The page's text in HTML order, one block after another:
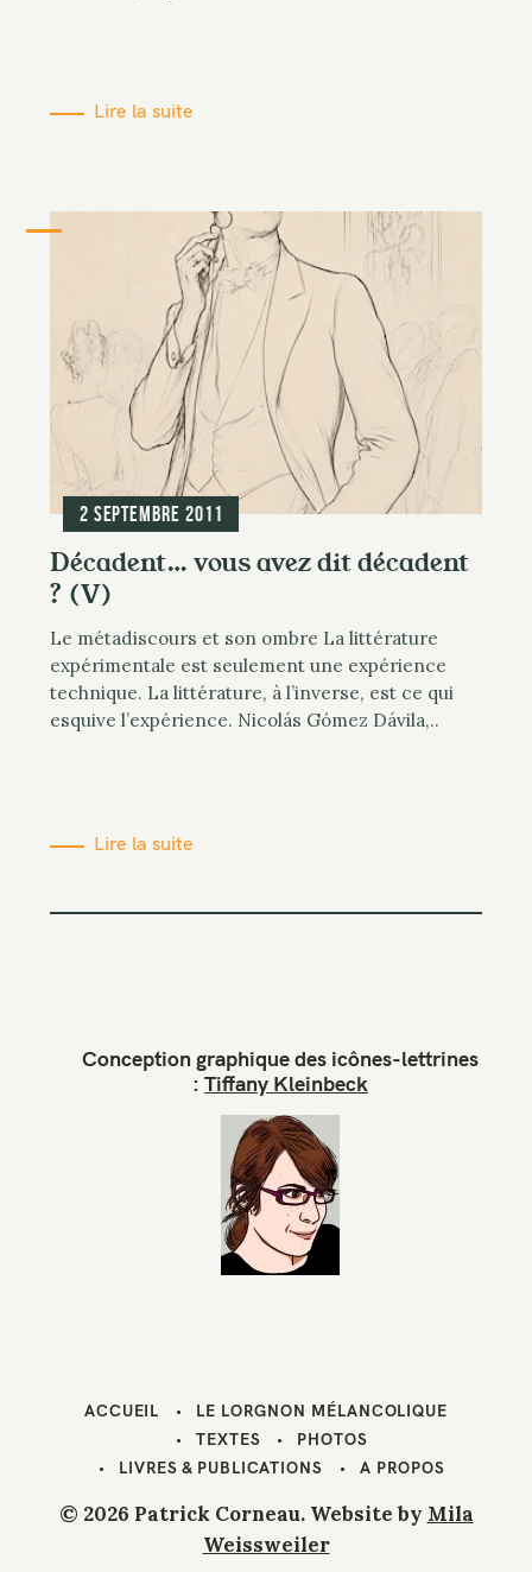
Lire la suite
2 septembre 2011
Décadent… vous avez dit décadent
? (V)
Le métadiscours et son ombre La littérature
expérimentale est seulement une expérience
technique. La littérature, à l’inverse, est ce qui
esquive l’expérience. Nicolás Gómez Dávila,..
Lire la suite
Conception graphique des icônes-lettrines
: Tiffany Kleinbeck
ACCUEIL
LE LORGNON MÉLANCOLIQUE
TEXTES
PHOTOS
LIVRES & PUBLICATIONS
A PROPOS
© 2026 Patrick Corneau. Website by Mila
Weissweiler